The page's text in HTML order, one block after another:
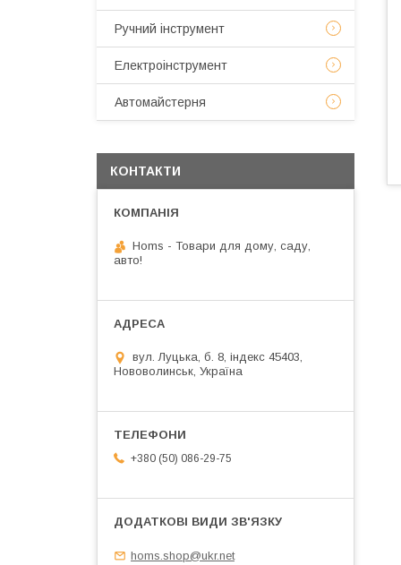
Ручний інструмент
Електроінструмент
Автомайстерня
КОНТАКТИ
Homs - Товари для дому, саду,
авто!
вул. Луцька, б. 8, індекс 45403,
Нововолинськ, Україна
+380 (50) 086-29-75
homs.shop@ukr.net